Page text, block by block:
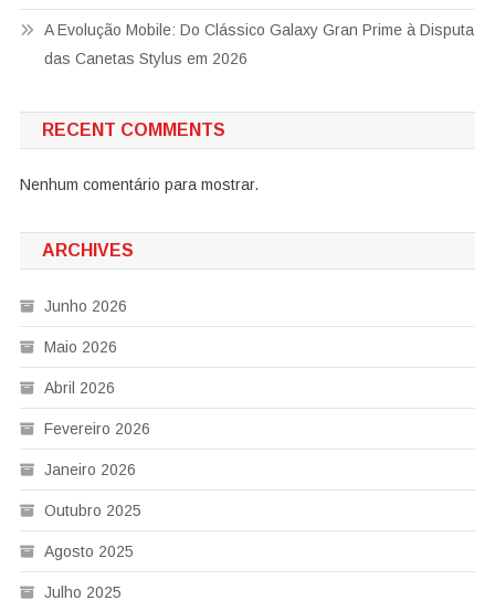
A Evolução Mobile: Do Clássico Galaxy Gran Prime à Disputa
das Canetas Stylus em 2026
RECENT COMMENTS
Nenhum comentário para mostrar.
ARCHIVES
Junho 2026
Maio 2026
Abril 2026
Fevereiro 2026
Janeiro 2026
Outubro 2025
Agosto 2025
Julho 2025